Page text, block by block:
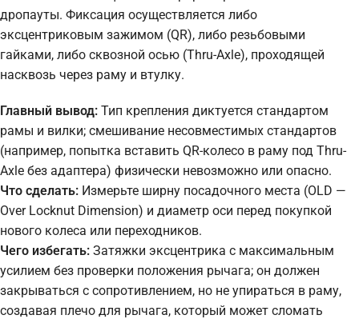
дропауты. Фиксация осуществляется либо
эксцентриковым зажимом (QR), либо резьбовыми
гайками, либо сквозной осью (Thru-Axle), проходящей
насквозь через раму и втулку.
Главный вывод: Тип крепления диктуется стандартом
рамы и вилки; смешивание несовместимых стандартов
(например, попытка вставить QR-колесо в раму под Thru-
Axle без адаптера) физически невозможно или опасно.
Что сделать: Измерьте ширну посадочного места (OLD —
Over Locknut Dimension) и диаметр оси перед покупкой
нового колеса или переходников.
Чего избегать: Затяжки эксцентрика с максимальным
усилием без проверки положения рычага; он должен
закрываться с сопротивлением, но не упираться в раму,
создавая плечо для рычага, который может сломать